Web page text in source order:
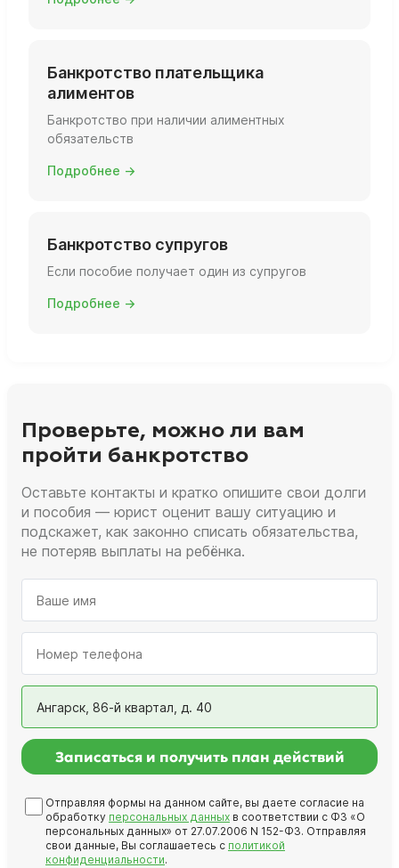
Банкротство плательщика
алиментов
Банкротство при наличии алиментных
обязательств
Подробнее →
Банкротство супругов
Если пособие получает один из супругов
Подробнее →
Проверьте, можно ли вам
пройти банкротство
Оставьте контакты и кратко опишите свои долги
и пособия — юрист оценит вашу ситуацию и
подскажет, как законно списать обязательства,
не потеряв выплаты на ребёнка.
Ангарск, 86-й квартал, д. 40
Записаться и получить план действий
Отправляя формы на данном сайте, вы даете согласие на
обработку персональных данных в соответствии с ФЗ «О
персональных данных» от 27.07.2006 N 152-ФЗ. Отправляя
свои данные, Вы соглашаетесь с политикой
конфиденциальности.